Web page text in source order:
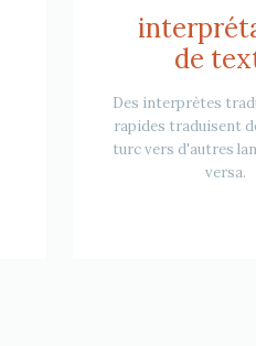
de
Des interprètes
rapides traduisent
turc vers d'autres
versa.